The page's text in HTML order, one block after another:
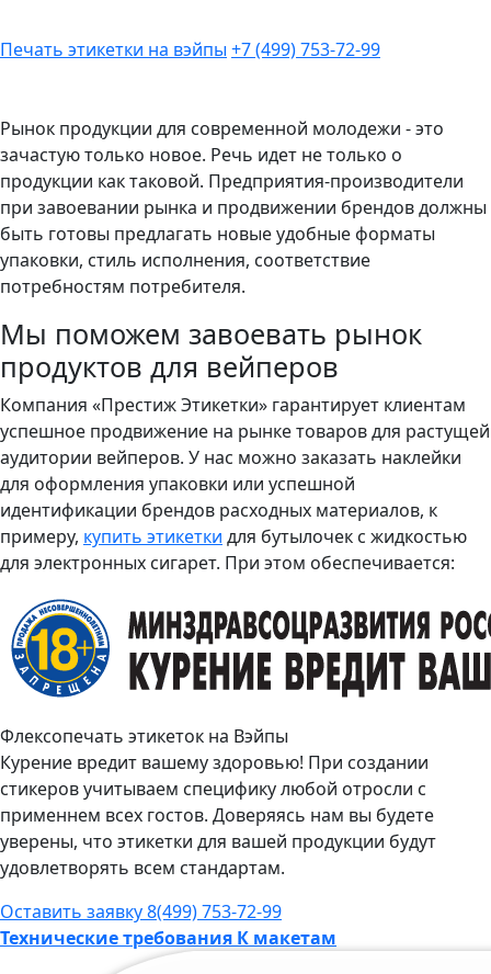
Печать этикетки на вэйпы +7 (499) 753-72-99
Рынок продукции для современной молодежи - это
зачастую только новое. Речь идет не только о
продукции как таковой. Предприятия-производители
при завоевании рынка и продвижении брендов должны
быть готовы предлагать новые удобные форматы
упаковки, стиль исполнения, соответствие
потребностям потребителя.
Мы поможем завоевать рынок
продуктов для вейперов
Компания «Престиж Этикетки» гарантирует клиентам
успешное продвижение на рынке товаров для растущей
аудитории вейперов. У нас можно заказать наклейки
для оформления упаковки или успешной
идентификации брендов расходных материалов, к
примеру, купить этикетки для бутылочек с жидкостью
для электронных сигарет. При этом обеспечивается:
Флексопечать этикеток на Вэйпы
Курение вредит вашему здоровью! При создании
стикеров учитываем специфику любой отросли с
применнем всех гостов. Доверяясь нам вы будете
уверены, что этикетки для вашей продукции будут
удовлетворять всем стандартам.
Оставить заявку8(499) 753-72-99
Технические требования К макетам